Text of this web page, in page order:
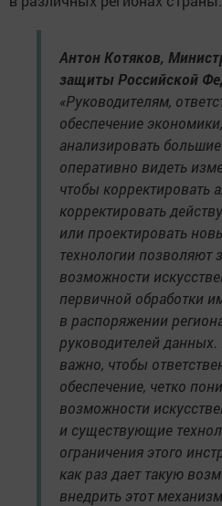
Антон Котяков,
защиты Российской
«Руководителям,
обеспечение
анализировать
оперативно видеть
чтобы корректировать
корректировать
или проектировать
технологии позволяют
возможности
первичной обработки
в распоряжении
руководителей
важно, чтобы
обеспечение, четко
возможности
и существующие
ограничения этого
как раз дает такую
внедрить этот